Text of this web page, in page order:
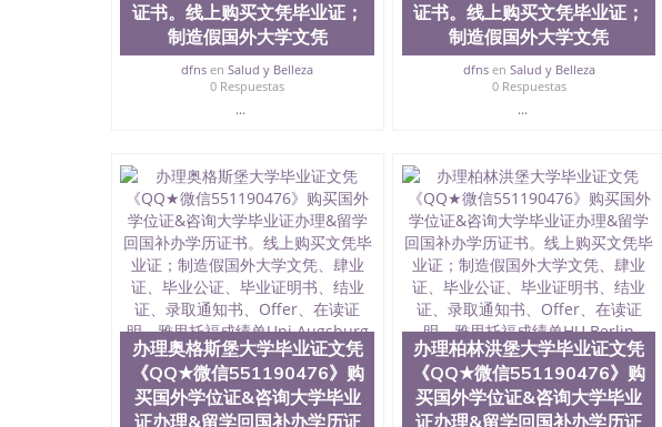
证书。线上购买文凭毕业证；
制造假国外大学文凭
dfns enSalud y Belleza
0 Respuestas
...
证书。线上购买文凭毕业证；
制造假国外大学文凭
dfnsen Salud y Belleza
0 Respuestas
...
办理奥格斯堡大学毕业证文凭
《QQ★微信551190476》购
买国外学位证&咨询大学毕业
证办理&留学回国补办学历证
办理柏林洪堡大学毕业证文凭
《QQ★微信551190476》购
买国外学位证&咨询大学毕业
证办理&留学回国补办学历证